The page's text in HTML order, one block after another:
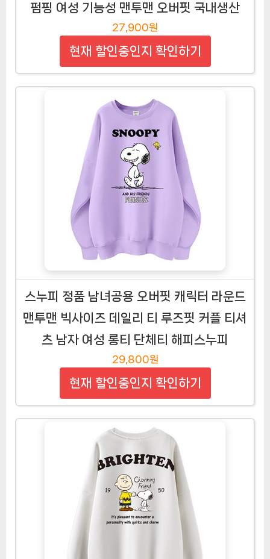
펌핑 여성 기능성 맨투맨 오버핏 국내생산
27,900원
현재 할인중인지 확인하기
스누피 정품 남녀공용 오버핏 캐릭터 라운드
맨투맨 빅사이즈 데일리 티 루즈핏 커플 티셔
츠 남자 여성 롱티 단체티 해피스누피
29,800원
현재 할인중인지 확인하기